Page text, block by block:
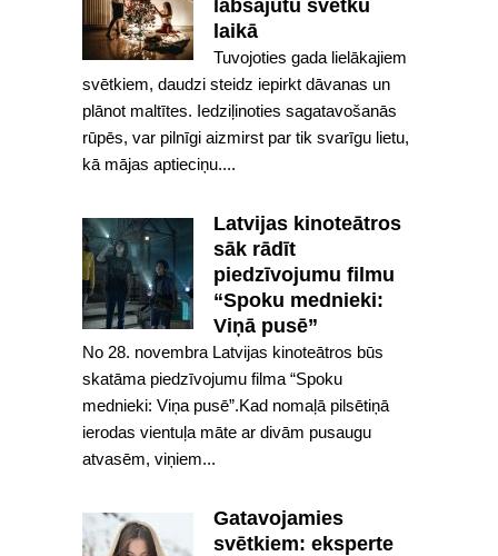
labsajūtu svētku
laikā
Tuvojoties gada lielākajiem
svētkiem, daudzi steidz iepirkt dāvanas un
plānot maltītes. Iedziļinoties sagatavošanās
rūpēs, var pilnīgi aizmirst par tik svarīgu lietu,
kā mājas aptieciņu....
Latvijas kinoteātros
sāk rādīt
piedzīvojumu filmu
“Spoku mednieki:
Viņā pusē”
No 28. novembra Latvijas kinoteātros būs
skatāma piedzīvojumu filma “Spoku
mednieki: Viņa pusē”.Kad nomaļā pilsētiņā
ierodas vientuļa māte ar divām pusaugu
atvasēm, viņiem...
Gatavojamies
svētkiem: eksperte